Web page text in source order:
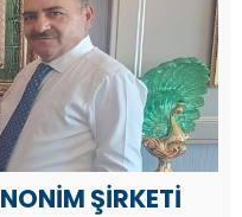
ŞİRKETİ